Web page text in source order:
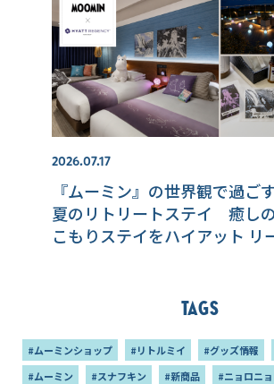
2026.07.17
『ムーミン』の世界観で過ごす
夏のリトリートステイ 癒し
こもりステイをハイアット リ
Tags
#ムーミンショップ #リトルミイ #グッズ情報
#ムーミン
#スナフキン #新商品
#ニョロニ